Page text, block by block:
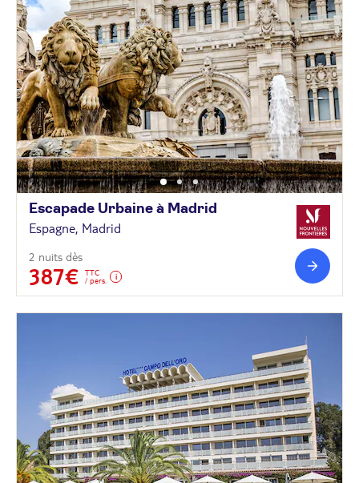
Escapade Urbaine à Madrid
Espagne, Madrid
2 nuits dès
387€
TTC
/ pers.